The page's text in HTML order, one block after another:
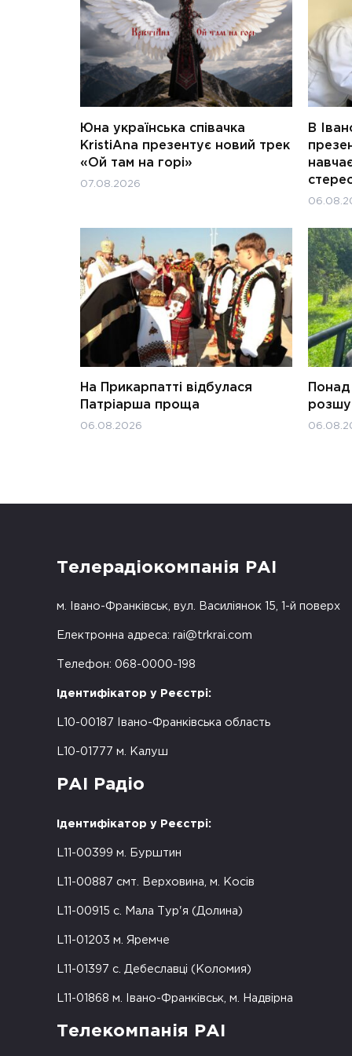
Юна українська співачка
KristiAna презентує новий трек
«Ой там на горі»
07.08.2026
В
На Прикарпатті відбулася
Патріарша проща
06.08.2026
Телерадіокомпанія РАІ
м. Івано-Франківськ, вул. Василіянок 15, 1-й поверх
Електронна адреса: rai@trkrai.com
Телефон: 068-0000-198
Ідентифікатор у Реєстрі:
L10-00187 Івано-Франківська область
L10-01777 м. Калуш
РАІ Радіо
Ідентифікатор у Реєстрі:
L11-00399 м. Бурштин
L11-00887 смт. Верховина, м. Косів
L11-00915 с. Мала Тур'я (Долина)
L11-01203 м. Яремче
L11-01397 с. Дебеславці (Коломия)
L11-01868 м. Івано-Франківськ, м. Надвірна
Телекомпанія РАІ